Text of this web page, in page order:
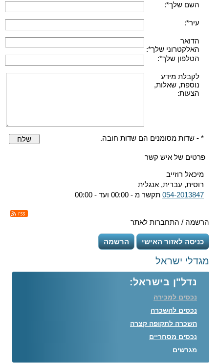
השם שלך*:
עיר*:
הדואר
האלקטרוני שלך*:
הטלפון שלך*:
לקבלת מידע
נוספת, שאלות,
הצעות:
* - שדות מסומנים הם שדות חובה. שלח
פרטים של איש קשר
מיכאל רוזייב
רוסית, עברית, אנגלית
054-2013847 תקשר מ - 00:00 ועד - 00:00
הרשמה / התחברות לאתר
כניסה לאזור האישי הרשמה
מגדלי ישראל
נדל"ן בישראל:
נכסים למכירה
נכסים להשכרה
השכרה לתקופה קצרה
נכסים מסחריים
מגרשים